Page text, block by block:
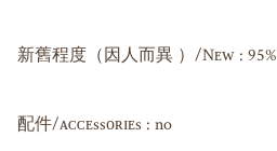
新舊程度（因人而異 ）/Nᴇᴡ : 95%
配件/ᴀᴄᴄᴇssᴏʀɪᴇs : no